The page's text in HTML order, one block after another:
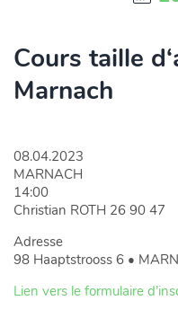
Cours taille
Marnach
08.04.2023
MARNACH
14:00
Christian ROTH 26 90 47
Adresse
98 Haaptstrooss 6 •
Lien vers le formulaire